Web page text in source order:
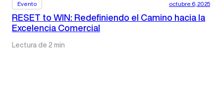
Evento octubre 6, 2025
RESET to WIN: Redefiniendo el Camino hacia la
Excelencia Comercial
Lectura de 2 min